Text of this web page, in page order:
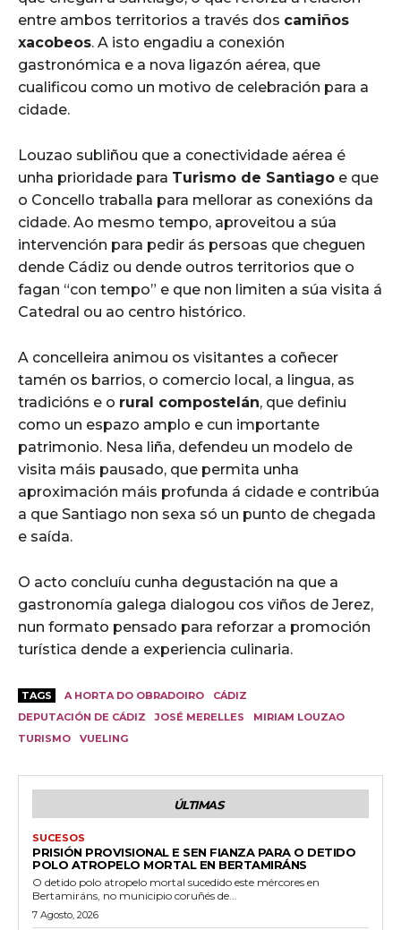
entre ambos territorios a través dos camiños
xacobeos. A isto engadiu a conexión
gastronómica e a nova ligazón aérea, que
cualificou como un motivo de celebración para a
cidade.
Louzao subliñou que a conectividade aérea é
unha prioridade para Turismo de Santiago e que
o Concello traballa para mellorar as conexións da
cidade. Ao mesmo tempo, aproveitou a súa
intervención para pedir ás persoas que cheguen
dende Cádiz ou dende outros territorios que o
fagan “con tempo” e que non limiten a súa visita á
Catedral ou ao centro histórico.
A concelleira animou os visitantes a coñecer
tamén os barrios, o comercio local, a lingua, as
tradicións e o rural compostelán, que definiu
como un espazo amplo e cun importante
patrimonio. Nesa liña, defendeu un modelo de
visita máis pausado, que permita unha
aproximación máis profunda á cidade e contribúa
a que Santiago non sexa só un punto de chegada
e saída.
O acto concluíu cunha degustación na que a
gastronomía galega dialogou cos viños de Jerez,
nun formato pensado para reforzar a promoción
turística dende a experiencia culinaria.
TAGS A HORTA DO OBRADOIRO
CÁDIZ
DEPUTACIÓN DE CÁDIZ
JOSÉ MERELLES
MIRIAM LOUZAO
TURISMO
VUELING
ÚLTIMAS
SUCESOS
PRISIÓN PROVISIONAL E SEN FIANZA PARA O DETIDO
POLO ATROPELO MORTAL EN BERTAMIRÁNS
O detido polo atropelo mortal sucedido este mércores en
Bertamiráns, no municipio coruñés de...
7 Agosto, 2026